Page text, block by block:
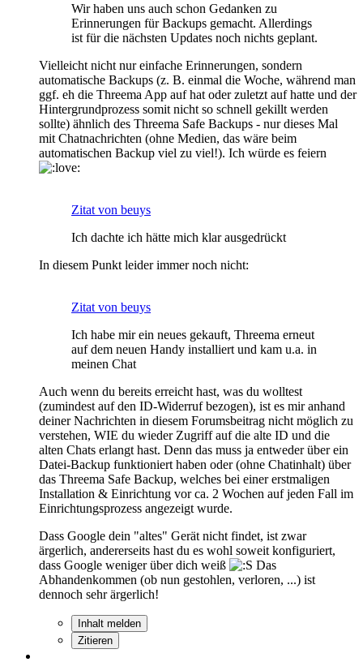
Wir haben uns auch schon Gedanken zu
Erinnerungen für Backups gemacht. Allerdings
ist für die nächsten Updates noch nichts geplant.
Vielleicht nicht nur einfache Erinnerungen, sondern
automatische Backups (z. B. einmal die Woche, während man
ggf. eh die Threema App auf hat oder zuletzt auf hatte und der
Hintergrundprozess somit nicht so schnell gekillt werden
sollte) ähnlich des Threema Safe Backups - nur dieses Mal
mit Chatnachrichten (ohne Medien, das wäre beim
automatischen Backup viel zu viel!). Ich würde es feiern
Zitat von beuys
Ich dachte ich hätte mich klar ausgedrückt
In diesem Punkt leider immer noch nicht:
Zitat von beuys
Ich habe mir ein neues gekauft, Threema erneut
auf dem neuen Handy installiert und kam u.a. in
meinen Chat
Auch wenn du bereits erreicht hast, was du wolltest
(zumindest auf den ID-Widerruf bezogen), ist es mir anhand
deiner Nachrichten in diesem Forumsbeitrag nicht möglich zu
verstehen, WIE du wieder Zugriff auf die alte ID und die
alten Chats erlangt hast. Denn das muss ja entweder über ein
Datei-Backup funktioniert haben oder (ohne Chatinhalt) über
das Threema Safe Backup, welches bei einer erstmaligen
Installation & Einrichtung vor ca. 2 Wochen auf jeden Fall im
Einrichtungsprozess angezeigt wurde.
Dass Google dein "altes" Gerät nicht findet, ist zwar
ärgerlich, andererseits hast du es wohl soweit konfiguriert,
dass Google weniger über dich weiß
Das
Abhandenkommen (ob nun gestohlen, verloren, ...) ist
dennoch sehr ärgerlich!
Inhalt melden
Zitieren